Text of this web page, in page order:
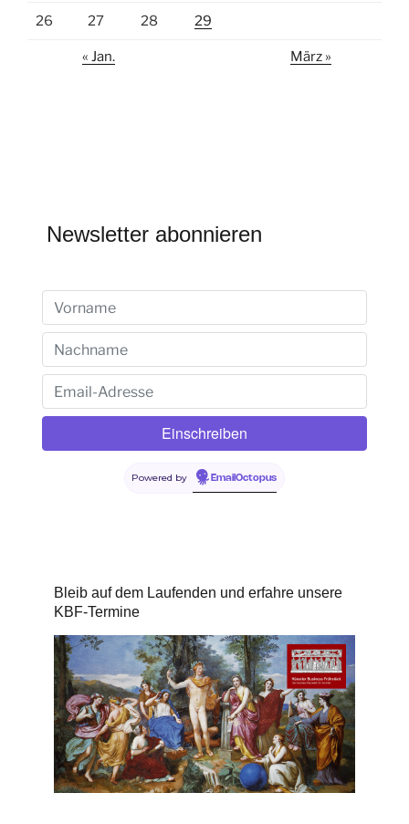
26 27 28 29
« Jan. März »
Newsletter abonnieren
Powered by EmailOctopus
Bleib auf dem Laufenden und erfahre unsere
KBF-Termine